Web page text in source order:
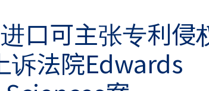
口可主张专利侵
诉法院Edwards